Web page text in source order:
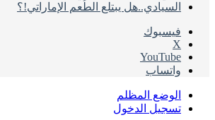
السيادي..هل يبتلع الطُعم الإماراتي!؟
فيسبوك
‫X
‫YouTube
واتساب
الوضع المظلم
تسجيل الدخول